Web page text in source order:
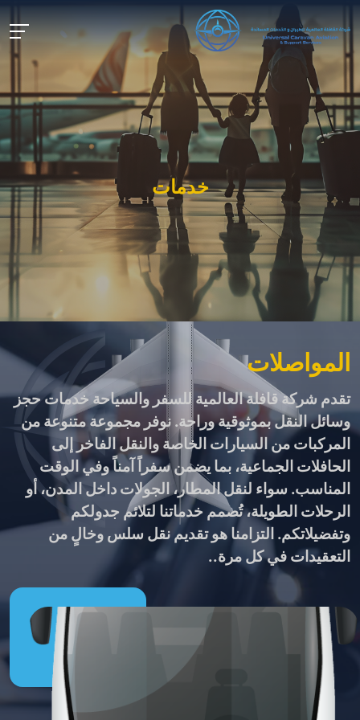
خدمات
المواصلات
تقدم شركة قافلة العالمية للسفر والسياحة خدمات حجز
وسائل النقل بموثوقية وراحة. نوفر مجموعة متنوعة من
المركبات من السيارات الخاصة والنقل الفاخر إلى
الحافلات الجماعية، بما يضمن سفراً آمناً وفي الوقت
المناسب. سواء لنقل المطار، الجولات داخل المدن، أو
الرحلات الطويلة، تُصمم خدماتنا لتلائم جدولكم
وتفضيلاتكم. التزامنا هو تقديم نقل سلس وخالٍ من
التعقيدات في كل مرة..